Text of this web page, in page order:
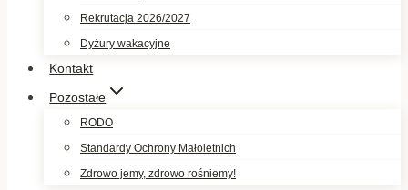
Rekrutacja 2026/2027
Dyżury wakacyjne
Kontakt
Pozostałe
RODO
Standardy Ochrony Małoletnich
Zdrowo jemy, zdrowo rośniemy!